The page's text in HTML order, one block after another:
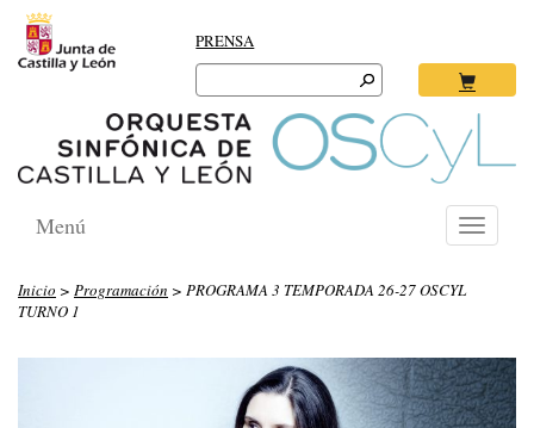
PRENSA
Search
for:
Toggle
Menú
Inicio > Programación > PROGRAMA 3 TEMPORADA 26-27 OSCYL
TURNO 1